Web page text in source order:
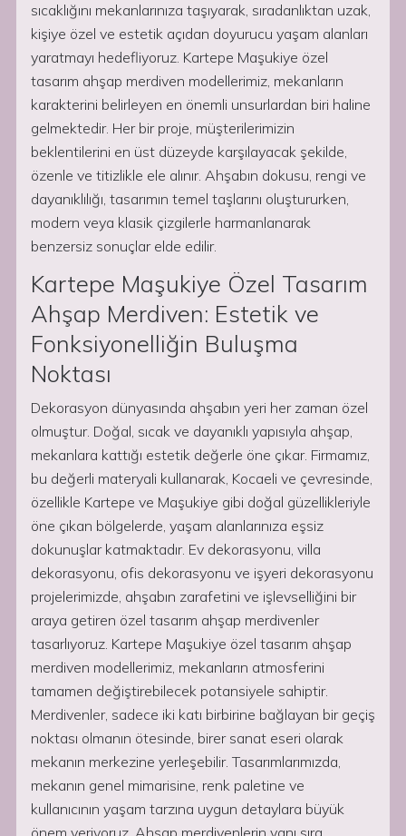
sıcaklığını mekanlarınıza taşıyarak, sıradanlıktan uzak,
kişiye özel ve estetik açıdan doyurucu yaşam alanları
yaratmayı hedefliyoruz. Kartepe Maşukiye özel
tasarım ahşap merdiven modellerimiz, mekanların
karakterini belirleyen en önemli unsurlardan biri haline
gelmektedir. Her bir proje, müşterilerimizin
beklentilerini en üst düzeyde karşılayacak şekilde,
özenle ve titizlikle ele alınır. Ahşabın dokusu, rengi ve
dayanıklılığı, tasarımın temel taşlarını oluştururken,
modern veya klasik çizgilerle harmanlanarak
benzersiz sonuçlar elde edilir.
Kartepe Maşukiye Özel Tasarım
Ahşap Merdiven: Estetik ve
Fonksiyonelliğin Buluşma
Noktası
Dekorasyon dünyasında ahşabın yeri her zaman özel
olmuştur. Doğal, sıcak ve dayanıklı yapısıyla ahşap,
mekanlara kattığı estetik değerle öne çıkar. Firmamız,
bu değerli materyali kullanarak, Kocaeli ve çevresinde,
özellikle Kartepe ve Maşukiye gibi doğal güzellikleriyle
öne çıkan bölgelerde, yaşam alanlarınıza eşsiz
dokunuşlar katmaktadır. Ev dekorasyonu, villa
dekorasyonu, ofis dekorasyonu ve işyeri dekorasyonu
projelerimizde, ahşabın zarafetini ve işlevselliğini bir
araya getiren özel tasarım ahşap merdivenler
tasarlıyoruz. Kartepe Maşukiye özel tasarım ahşap
merdiven modellerimiz, mekanların atmosferini
tamamen değiştirebilecek potansiyele sahiptir.
Merdivenler, sadece iki katı birbirine bağlayan bir geçiş
noktası olmanın ötesinde, birer sanat eseri olarak
mekanın merkezine yerleşebilir. Tasarımlarımızda,
mekanın genel mimarisine, renk paletine ve
kullanıcının yaşam tarzına uygun detaylara büyük
önem veriyoruz. Ahşap merdivenlerin yanı sıra,